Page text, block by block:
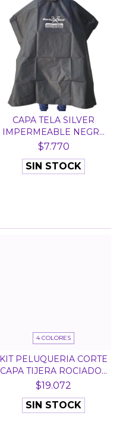
CAPA TELA SILVER
IMPERMEABLE NEGRA
533 -...
$7.770
SIN STOCK
4 COLORES
KIT PELUQUERIA CORTE
CAPA TIJERA ROCIADO...
$19.072
SIN STOCK